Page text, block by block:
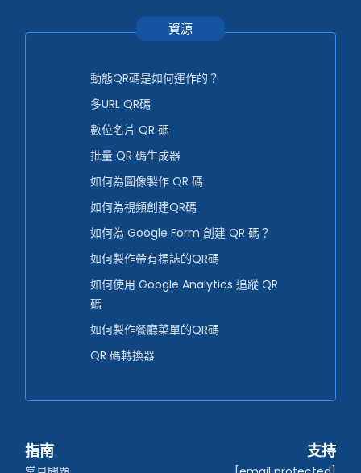
資源
動態QR碼是如何運作的？
多URL QR碼
數位名片 QR 碼
批量 QR 碼生成器
如何為圖像製作 QR 碼
如何為視頻創建QR碼
如何為 Google Form 創建 QR 碼？
如何製作帶有標誌的QR碼
如何使用 Google Analytics 追蹤 QR
碼
如何製作餐廳菜單的QR碼
QR 碼轉換器
指南 支持